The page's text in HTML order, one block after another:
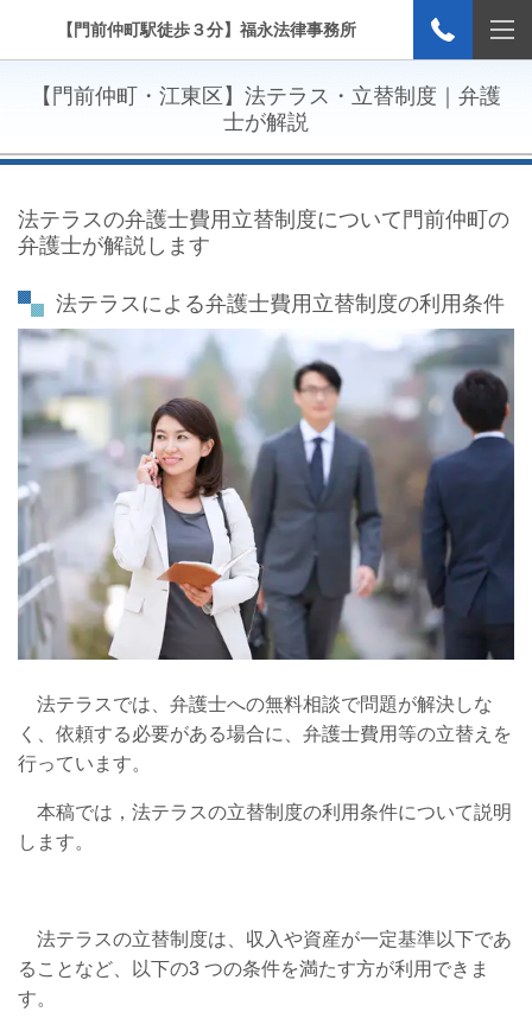
【門前仲町駅徒歩３分】福永法律事務所
【門前仲町・江東区】法テラス・立替制度 ｜弁護
士が解説
法テラスの弁護士費用立替制度について門前仲町の
弁護士が解説します
法テラスによる弁護士費用立替制度の利用条件
法テラスでは、弁護士への無料相談で問題が解決しな
く、依頼する必要がある場合に、弁護士費用等の立替えを
行っています。
本稿では，法テラスの立替制度の利用条件について説明
します。
法テラスの立替制度は、収入や資産が一定基準以下であ
ることなど、以下の3 つの条件を満たす方が利用できま
す。